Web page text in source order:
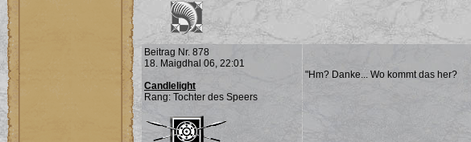
Beitrag Nr. 878
18. Maigdhal 06, 22:01
Candlelight
Rang: Tochter des Speers
"Hm? Danke... Wo kommt das her?